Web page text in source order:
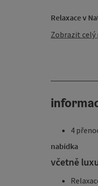
Relaxace v
Zobrazit celý
4
nabídka
včetně